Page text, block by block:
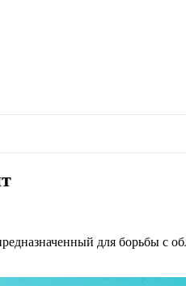
для борьбы с